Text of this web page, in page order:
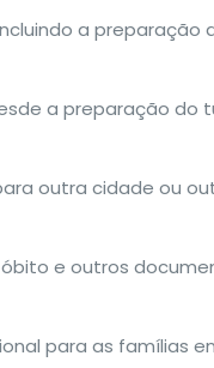
a preparação
a preparação do
outra cidade ou
e outros
para as famílias